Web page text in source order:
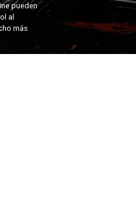
pueden
al
más